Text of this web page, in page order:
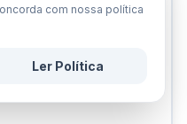
energia
central
fiapos eficiente
com nossa política
Ler Política